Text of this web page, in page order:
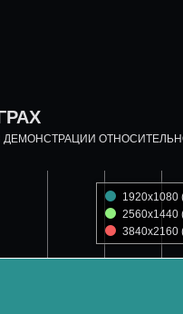
1920x1080
2560x1440
3840x2160